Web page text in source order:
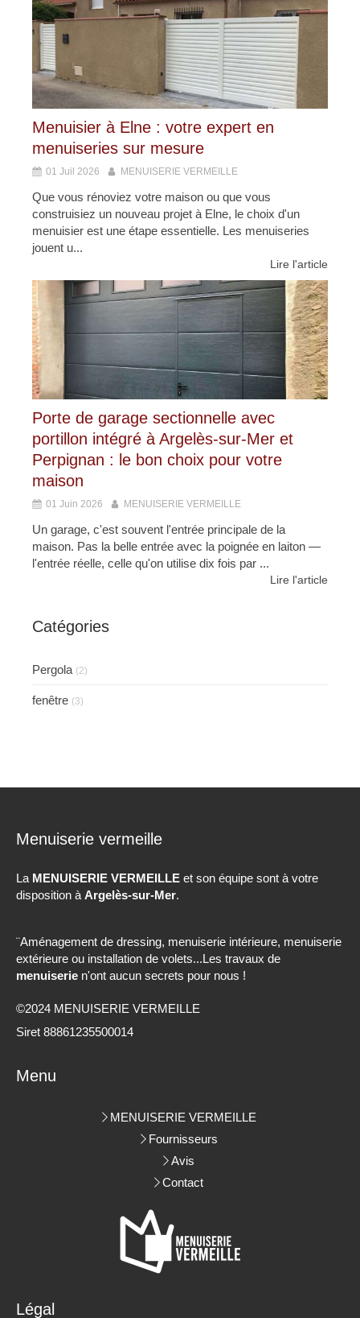
Menuisier à Elne : votre expert en
menuiseries sur mesure
01 Juil 2026 MENUISERIE VERMEILLE
Que vous rénoviez votre maison ou que vous
construisiez un nouveau projet à Elne, le choix d'un
menuisier est une étape essentielle. Les menuiseries
jouent u...
Lire l'article
Porte de garage sectionnelle avec
portillon intégré à Argelès-sur-Mer et
Perpignan : le bon choix pour votre
maison
01 Juin 2026 MENUISERIE VERMEILLE
Un garage, c'est souvent l'entrée principale de la
maison. Pas la belle entrée avec la poignée en laiton —
l'entrée réelle, celle qu'on utilise dix fois par ...
Lire l'article
Catégories
Pergola (2)
fenêtre (3)
Menuiserie vermeille
La MENUISERIE VERMEILLE et son équipe sont à votre
disposition à Argelès-sur-Mer.
¨Aménagement de dressing, menuiserie intérieure, menuiserie
extérieure ou installation de volets...Les travaux de
menuiserie n'ont aucun secrets pour nous !
©2024 MENUISERIE VERMEILLE
Siret 88861235500014
Menu
MENUISERIE VERMEILLE
Fournisseurs
Avis
Contact
Légal